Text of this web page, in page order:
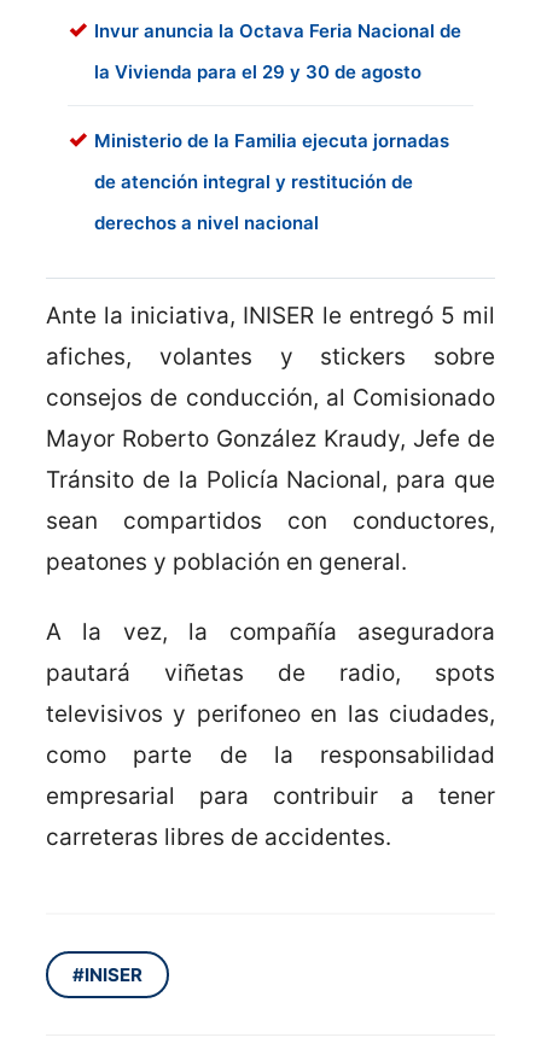
Invur anuncia la Octava Feria Nacional de
la Vivienda para el 29 y 30 de agosto
Ministerio de la Familia ejecuta jornadas
de atención integral y restitución de
derechos a nivel nacional
Ante la iniciativa, INISER le entregó 5 mil
afiches, volantes y stickers sobre
consejos de conducción, al Comisionado
Mayor Roberto González Kraudy, Jefe de
Tránsito de la Policía Nacional, para que
sean compartidos con conductores,
peatones y población en general.
A la vez, la compañía aseguradora
pautará viñetas de radio, spots
televisivos y perifoneo en las ciudades,
como parte de la responsabilidad
empresarial para contribuir a tener
carreteras libres de accidentes.
#INISER